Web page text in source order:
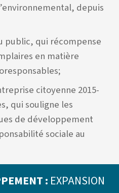
depuis
public, qui récompense
en matière
citoyenne 2015-
qui souligne les
de développement
sociale au
: EXPANSION